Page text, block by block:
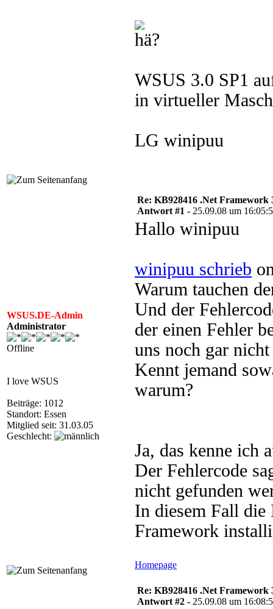
WSUS 3.0 SP1
in virtueller
LG winipuu
WSUS.DE-Admin
Administrator
Offline
I love WSUS
Beiträge: 1012
Standort: Essen
Mitglied seit: 31.03.05
Geschlecht:
Re: KB928416 .Net Framework
Antwort #1 - 25.09.08 um
Hallo winipuu
winipuu schrieb
Warum tauchen
Und der
der einen Fehler
uns noch gar
Kennt jemand
warum?
Ja, das kenne ich
Der Fehlercode
nicht gefunden
In diesem Fall
Framework
Homepage
Re: KB928416 .Net Framework
Antwort #2 - 25.09.08 um